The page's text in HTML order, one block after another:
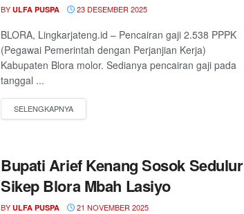
BY ULFA PUSPA 23 DESEMBER 2025
BLORA, Lingkarjateng.id – Pencairan gaji 2.538 PPPK
(Pegawai Pemerintah dengan Perjanjian Kerja)
Kabupaten Blora molor. Sedianya pencairan gaji pada
tanggal ...
Bupati Arief Kenang Sosok Sedulur
Sikep Blora Mbah Lasiyo
BY ULFA PUSPA 21 NOVEMBER 2025